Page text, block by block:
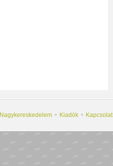
Nagykereskedelem Kiadók Kapcsolat